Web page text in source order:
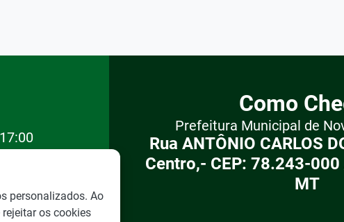
Como
Prefeitura Municipal de
Rua ANTÔNIO CARLOS
Centro,- CEP: 78.243-
MT
personalizados. Ao
os cookies